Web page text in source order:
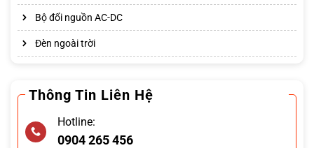
Bộ đổi nguồn AC-DC
Đèn ngoài trời
Thông Tin Liên Hệ
Hotline:
0904 265 456